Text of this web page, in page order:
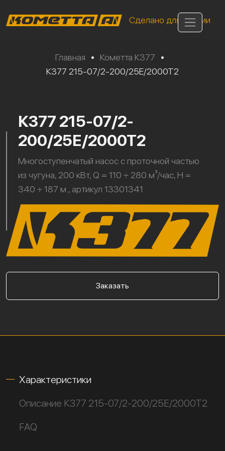
Сделано для России
Главная • Кометта К377
•
К377 215-07/2-200/25Е/2000Т2
К377 215-07/2-
200/25Е/2000Т2
Многоступенчатый насос с проточной частью
из чугуна, 200 кВт, Q = 110 ÷ 280 м³/час, H =
340 ÷ 187 м., артикул 13301341
Заказать
Характеристики
Описание К377 215-07/2-200/25Е/2000Т2
FAQ